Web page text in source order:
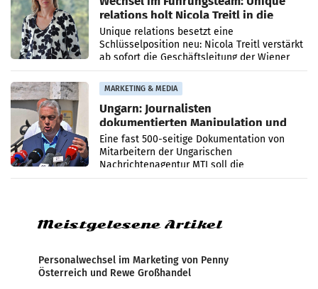
relations holt Nicola Treitl in die
Geschäftsleitung
Unique relations besetzt eine
Schlüsselposition neu: Nicola Treitl verstärkt
ab sofort die Geschäftsleitung der Wiener
PR-Agentur an der Seite von Josef Kalina und
Anna Kalina-Mahr.
MARKETING & MEDIA
Ungarn: Journalisten
dokumentierten Manipulation und
Zensur
Eine fast 500-seitige Dokumentation von
Mitarbeitern der Ungarischen
Nachrichtenagentur MTI soll die
systematische Nachrichten-Manipulation und
Meistgelesene Artikel
Personalwechsel im Marketing von Penny
Österreich und Rewe Großhandel